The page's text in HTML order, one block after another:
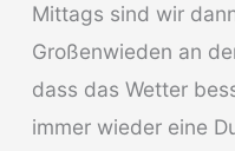
Mittags sind wir
Großenwieden an
dass das Wetter
immer wieder eine